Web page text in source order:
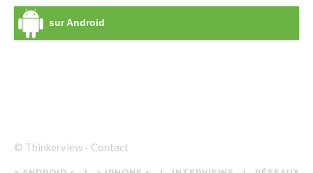
sur Android
© Thinkerview - Contact